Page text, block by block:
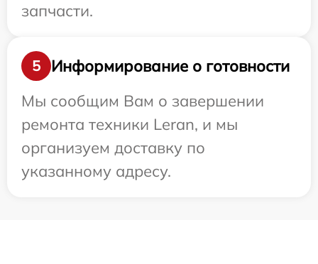
запчасти.
5
Информирование о готовности
Мы сообщим Вам о завершении
ремонта техники Leran, и мы
организуем доставку по
указанному адресу.